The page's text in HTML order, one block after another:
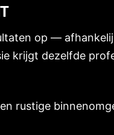
op —
krijgt dezelfde
rustige